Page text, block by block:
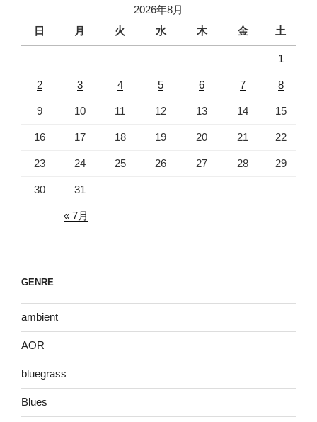
2026年8月
日
月 火 水 木 金 土
1
2 3 4 5 6 7 8
9 10 11 12 13 14 15
16 17 18 19 20 21 22
23 24 25 26 27 28 29
30 31
« 7月
GENRE
ambient
AOR
bluegrass
Blues